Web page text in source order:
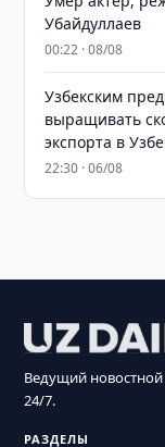
Убайдуллаев
00:22 · 08/08
Узбекским
выращивать
экспорта в
22:30 · 06/08
Ведущий новостной
24/7.
РАЗДЕЛЫ